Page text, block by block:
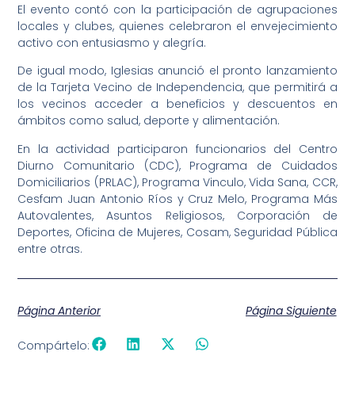
El evento contó con la participación de agrupaciones
locales y clubes, quienes celebraron el envejecimiento
activo con entusiasmo y alegría.
De igual modo, Iglesias anunció el pronto lanzamiento
de la Tarjeta Vecino de Independencia, que permitirá a
los vecinos acceder a beneficios y descuentos en
ámbitos como salud, deporte y alimentación.
En la actividad participaron funcionarios del Centro
Diurno Comunitario (CDC), Programa de Cuidados
Domiciliarios (PRLAC), Programa Vinculo, Vida Sana, CCR,
Cesfam Juan Antonio Ríos y Cruz Melo, Programa Más
Autovalentes, Asuntos Religiosos, Corporación de
Deportes, Oficina de Mujeres, Cosam, Seguridad Pública
entre otras.
Página Anterior Página Siguiente
Compártelo: